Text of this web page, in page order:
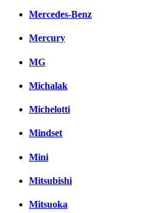
Mercedes-Benz
Mercury
MG
Michalak
Michelotti
Mindset
Mini
Mitsubishi
Mitsuoka